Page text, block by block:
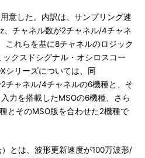
意した。内訳は、サンプリング速
、チャネル数が2チャネル/4チャネ
これらを基に8チャネルのロジック
クスドシグナル・オシロスコー
シリーズについては、同
チャネル/4チャネルの6機種と、そ
力を搭載したMSOの6機種、さら
とそのMSO版を合わせた2機種で
とは、波形更新速度が100万波形/